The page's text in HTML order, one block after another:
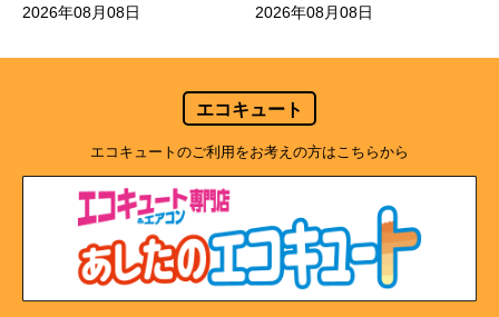
2026年08月08日 2026年08月08日
エコキュート
エコキュートのご利用をお考えの方はこちらから